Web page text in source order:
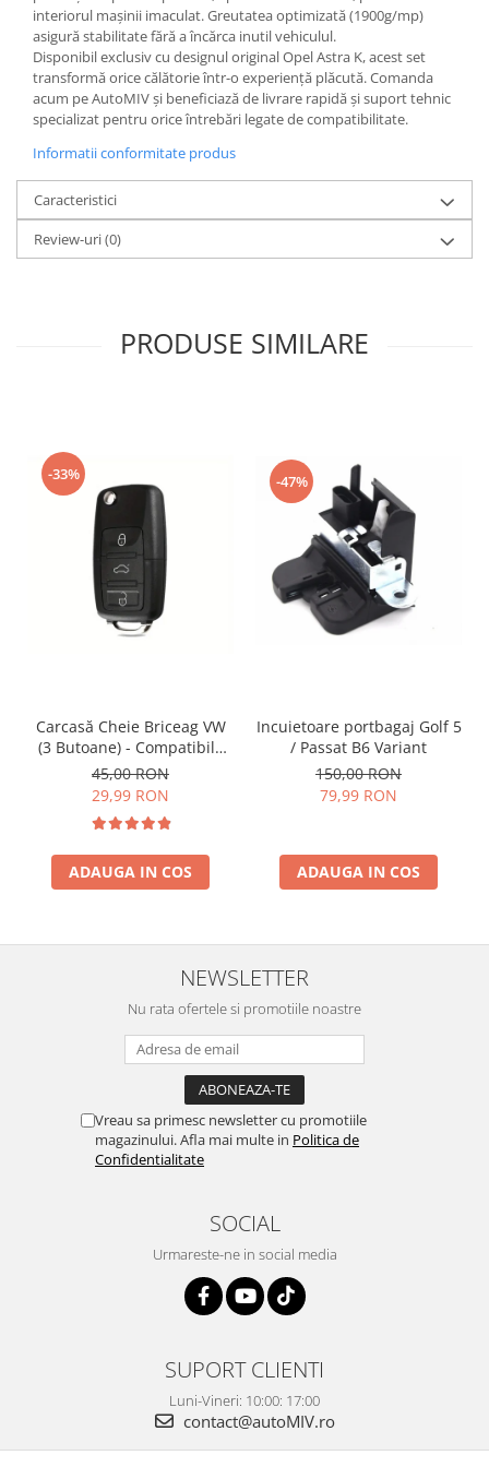
interiorul mașinii imaculat. Greutatea optimizată (1900g/mp)
asigură stabilitate fără a încărca inutil vehiculul.
Disponibil exclusiv cu designul original Opel Astra K, acest set
transformă orice călătorie într-o experiență plăcută. Comanda
acum pe AutoMIV și beneficiază de livrare rapidă și suport tehnic
specializat pentru orice întrebări legate de compatibilitate.
Informatii conformitate produs
Caracteristici
Review-uri(0)
PRODUSE SIMILARE
-33%
Carcasă Cheie Briceag VW
(3 Butoane) - Compatibilă
Golf 5, Jetta, Touran etc
45,00 RON
29,99 RON
ADAUGA IN COS
-47%
Incuietoare portbagaj Golf 5
/ Passat B6 Variant
150,00 RON
79,99 RON
ADAUGA IN COS
NEWSLETTER
Nu rata ofertele si promotiile noastre
Vreau sa primesc newsletter cu promotiile
magazinului. Afla mai multe in Politica de
Confidentialitate
SOCIAL
Urmareste-ne in social media
SUPORT CLIENTI
Luni-Vineri: 10:00: 17:00
contact@autoMIV.ro